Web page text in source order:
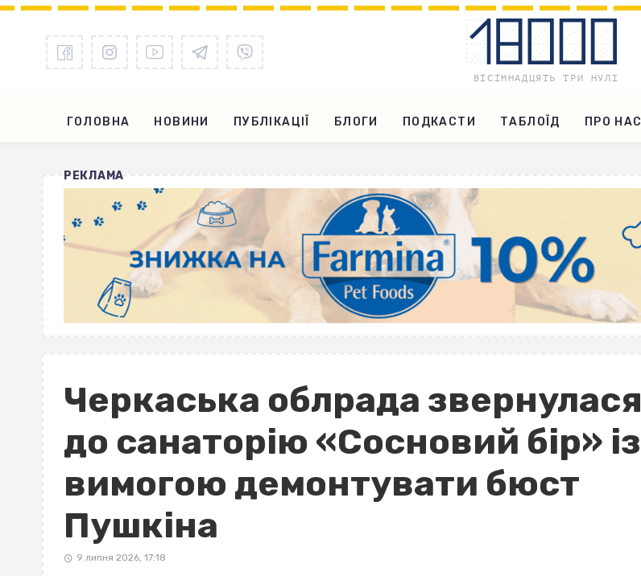
ГОЛОВНА НОВИНИ ПУБЛІКАЦІЇ БЛОГИ ПОДКАСТИ ТАБЛОЇД ПРО НАС
РЕКЛАМА
Черкаська облрада звернулася
до санаторію «Сосновий бір» із
вимогою демонтувати бюст
Пушкіна
9 липня 2026, 17:18